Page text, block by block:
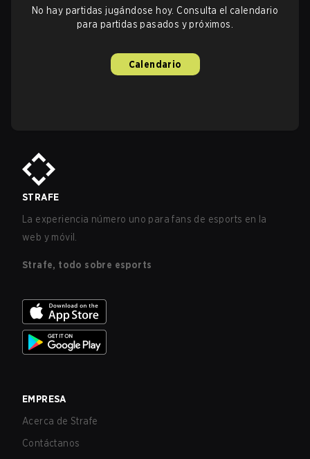
No hay partidas jugándose hoy. Consulta el calendario
para partidas pasados y próximos.
Calendario
STRAFE
La experiencia número uno para fans de esports en la
web y móvil.
Strafe, todo sobre esports
EMPRESA
Acerca de Strafe
Contáctanos